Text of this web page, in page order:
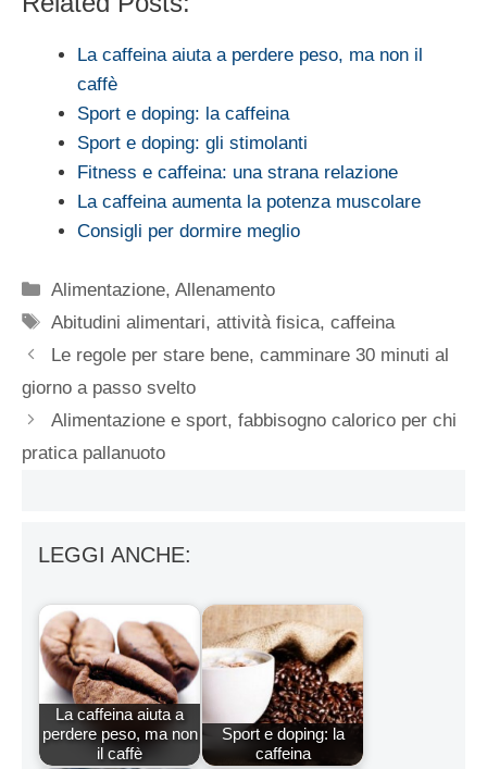
La caffeina aiuta a perdere peso, ma non il
caffè
Sport e doping: la caffeina
Sport e doping: gli stimolanti
Fitness e caffeina: una strana relazione
La caffeina aumenta la potenza muscolare
Consigli per dormire meglio
Categorie
Alimentazione,Allenamento
Tag
Abitudini alimentari,attività fisica,caffeina
Le regole per stare bene, camminare 30 minuti al
giorno a passo svelto
Alimentazione e sport, fabbisogno calorico per chi
pratica pallanuoto
LEGGI ANCHE:
La caffeina aiuta a
perdere peso, ma non
il caffè
Sport e doping: la
caffeina